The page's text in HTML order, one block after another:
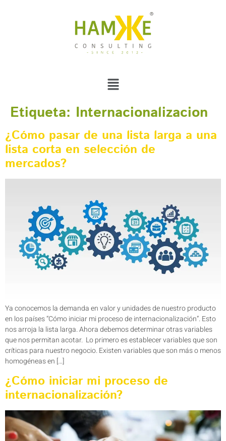
Etiqueta: Internacionalizacion
¿Cómo pasar de una lista larga a una
lista corta en selección de
mercados?
Ya conocemos la demanda en valor y unidades de nuestro producto
en los países “Cómo iniciar mi proceso de internacionalización”. Esto
nos arroja la lista larga. Ahora debemos determinar otras variables
que nos permitan acotar. Lo primero es establecer variables que son
críticas para nuestro negocio. Existen variables que son más o menos
homogéneas en […]
¿Cómo iniciar mi proceso de
internacionalización?